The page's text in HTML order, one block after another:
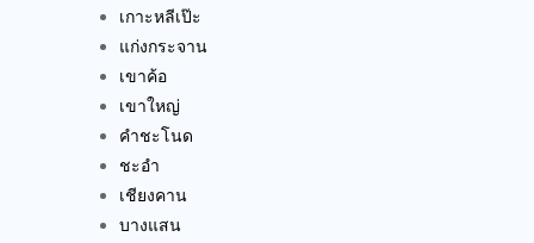
เกาะหลีเป๊ะ
แก่งกระจาน
เขาค้อ
เขาใหญ่
คำชะโนด
ชะอำ
เชียงคาน
บางแสน